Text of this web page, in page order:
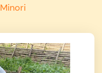
Minori